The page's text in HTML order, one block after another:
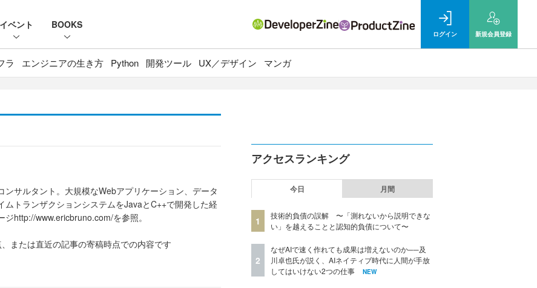
イベント BOOKS
ログイン 新規会員登録
ラ エンジニアの生き方 Python 開発ツール UX／デザイン マンガ
ンサルタント。大規模なWebアプリケーション、データ
ムトランザクションシステムをJavaとC++で開発した経
http://www.ericbruno.com/を参照。
または直近の記事の寄稿時点での内容です
アクセスランキング
今日 月間
1
技術的負債の誤解 〜「測れないから説明できな
い」を越えることと認知的負債について〜
2
なぜAIで速く作れても成果は増えないのか──及
川卓也氏が説く、AIネイティブ時代に人間が手放
してはいけない2つの仕事
NEW